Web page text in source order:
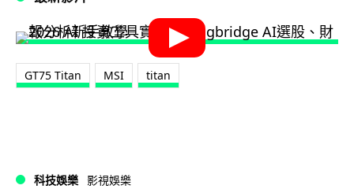
GT75 Titan MSI titan
科技娛樂 影視娛樂